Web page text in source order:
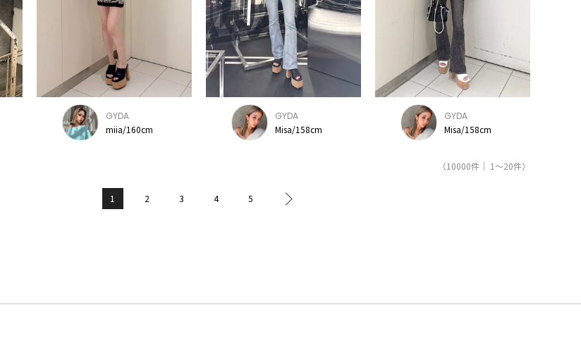
GYDA
miia/160cm
GYDA
Misa/158cm
GYDA
Misa/158cm
（10000件｜ 1～20件）
1 2 3 4 5